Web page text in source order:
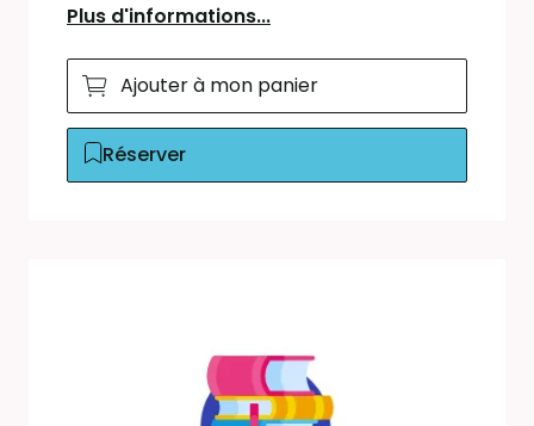
Plus d'informations...
Ajouter à mon panier
Réserver